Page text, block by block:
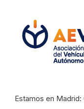
Estamos en